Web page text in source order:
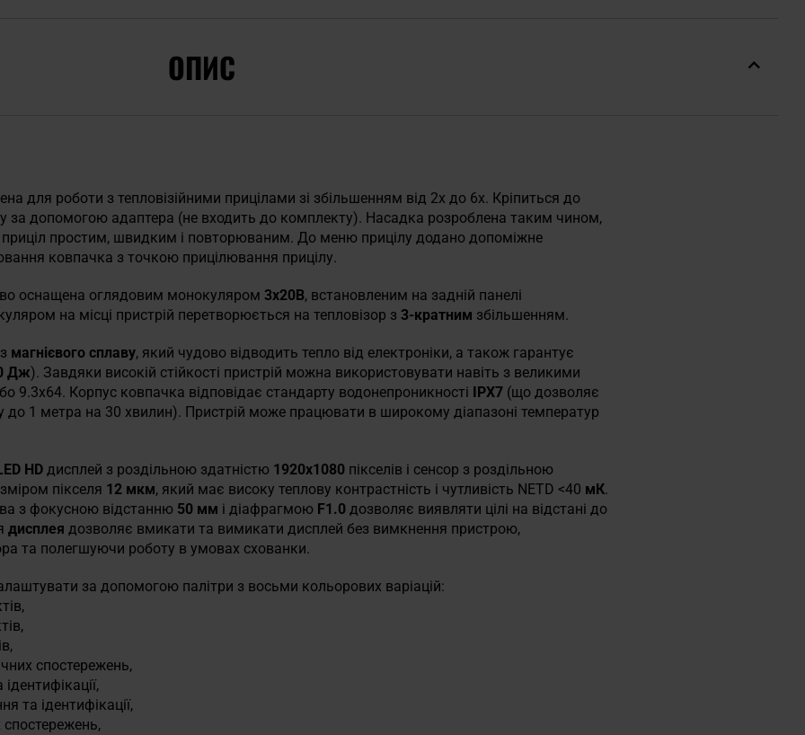
ОПИС
для роботи з тепловізійними прицілами зі збільшенням від 2х до 6х. Кріпиться до
за допомогою адаптера (не входить до комплекту). Насадка розроблена таким чином,
простим, швидким і повторюваним. До меню прицілу додано допоміжне
ковпачка з точкою прицілювання прицілу.
оснащена оглядовим монокуляром 3x20B, встановленим на задній панелі
на місці пристрій перетворюється на тепловізор з 3-кратним збільшенням.
магнієвого сплаву, який чудово відводить тепло від електроніки, а також гарантує
Дж). Завдяки високій стійкості пристрій можна використовувати навіть з великими
9.3x64. Корпус ковпачка відповідає стандарту водонепроникності IPX7 (що дозволяє
до 1 метра на 30 хвилин). Пристрій може працювати в широкому діапазоні температур
HD дисплей з роздільною здатністю 1920x1080 пікселів і сенсор з роздільною
пікселя 12 мкм, який має високу теплову контрастність і чутливість NETD <40 мК.
з фокусною відстанню 50 мм і діафрагмою F1.0 дозволяє виявляти цілі на відстані до
дисплея дозволяє вмикати та вимикати дисплей без вимкнення пристрою,
та полегшуючи роботу в умовах схованки.
за допомогою палітри з восьми кольорових варіацій:
спостережень,
та ідентифікації,
спостережень,